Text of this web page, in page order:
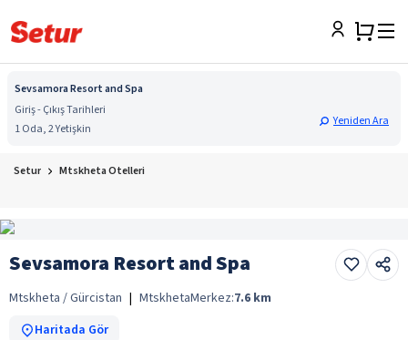
Sevsamora Resort and Spa
Giriş - Çıkış Tarihleri
1 Oda, 2 Yetişkin
Yeniden Ara
Setur Mtskheta Otelleri
Sevsamora Resort and Spa
Mtskheta / Gürcistan | MtskhetaMerkez:7.6 km
Haritada Gör